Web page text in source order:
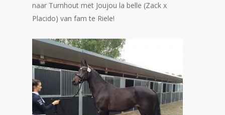
naar Turnhout met Joujou la belle (Zack x
Placido) van fam te Riele!